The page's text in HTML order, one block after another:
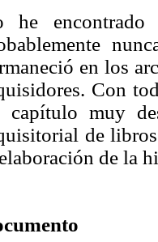
he
en los
Con
capítulo muy
de
de la